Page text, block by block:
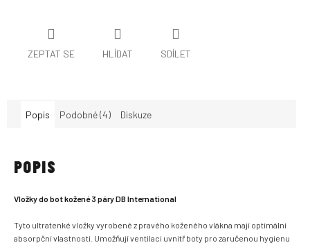
ZEPTAT SE HLÍDAT SDÍLET
Popis Podobné (4) Diskuze
POPIS
Vložky do bot kožené 3 páry DB International
Tyto ultratenké vložky vyrobené z pravého koženého vlákna mají optimální
absorpční vlastnosti. Umožňují ventilaci uvnitř boty pro zaručenou hygienu